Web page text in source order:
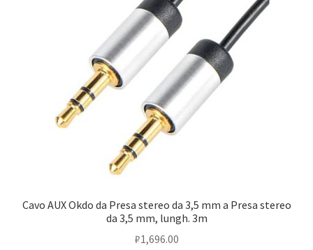
Сотрудничество
Cavo AUX Okdo da Presa stereo da 3,5 mm a Presa stereo
da 3,5 mm, lungh. 3m
₽1,696.00